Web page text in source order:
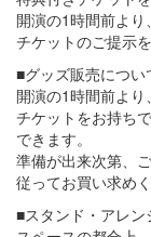
開演の1時間前より
チケットのご提示
■グッズ販売につい
開演の1時間前より
チケットをお持ち
できます。
準備が出来次第、
従ってお買い求めく
■スタンド・アレン